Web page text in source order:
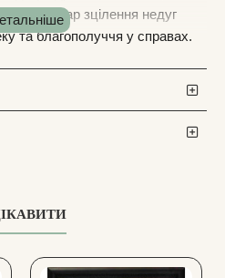
дар зцілення недуг
та благополуччя у справах.